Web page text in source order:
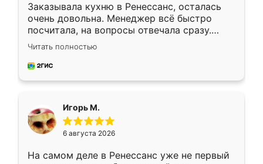
Заказывала кухню в Ренессанс, осталась
очень довольна. Менеджер всё быстро
посчитала, на вопросы отвечала сразу.
Замерщик приехал в субботу, подошёл к
делу со всей ответственностью. Собрали
за день, ребята работали аккуратно, даже
Читать полностью
Игорь М.
6 августа 2026
На самом деле в Ренессанс уже не первый